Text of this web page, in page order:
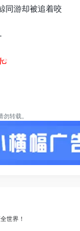
同游却被追着咬
转载。
世界！